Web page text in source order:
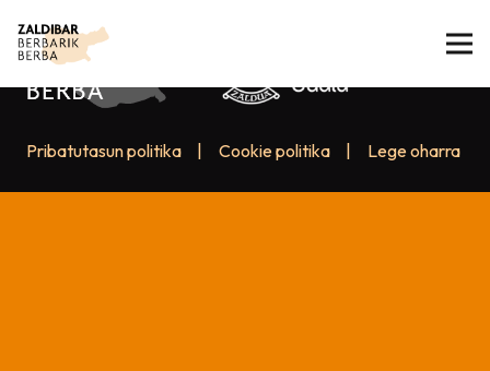
Pribatutasun politika Cookie politika Lege oharra